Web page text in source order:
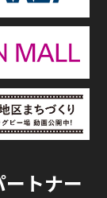
トナー